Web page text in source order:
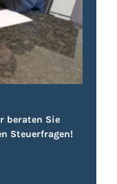
beraten Sie
Steuerfragen!